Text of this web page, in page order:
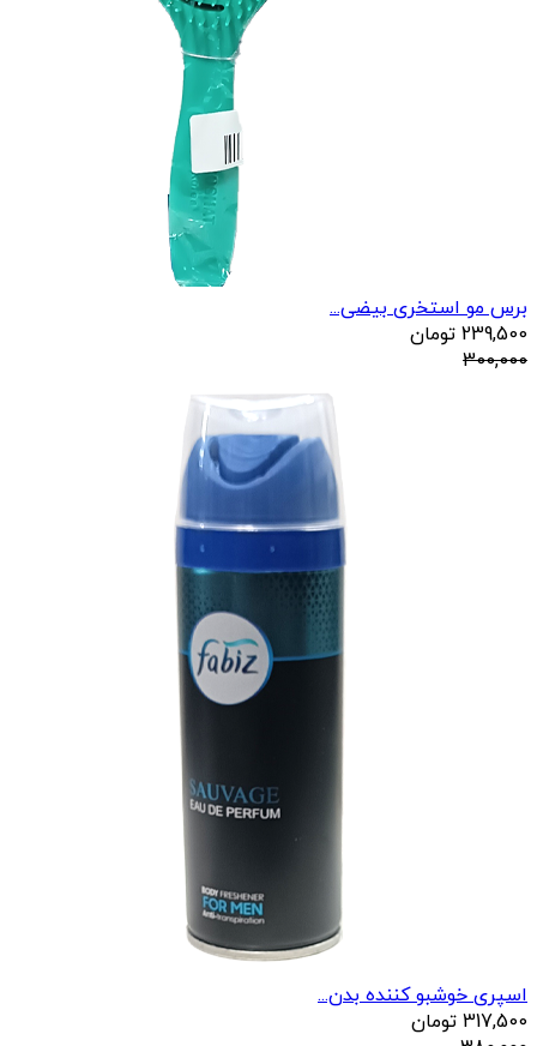
برس مو استخری بیضی...
239,500 تومان
300,000
اسپری خوشبو کننده بدن...
317,500 تومان